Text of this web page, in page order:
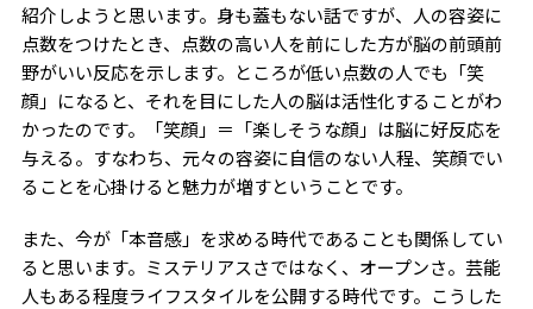
紹介しようと思います。身も蓋もない話ですが、人の容姿に
点数をつけたとき、点数の高い人を前にした方が脳の前頭前
野がいい反応を示します。ところが低い点数の人でも「笑
顔」になると、それを目にした人の脳は活性化することがわ
かったのです。「笑顔」＝「楽しそうな顔」は脳に好反応を
与える。すなわち、元々の容姿に自信のない人程、笑顔でい
ることを心掛けると魅力が増すということです。
また、今が「本音感」を求める時代であることも関係してい
ると思います。ミステリアスさではなく、オープンさ。芸能
人もある程度ライフスタイルを公開する時代です。こうした